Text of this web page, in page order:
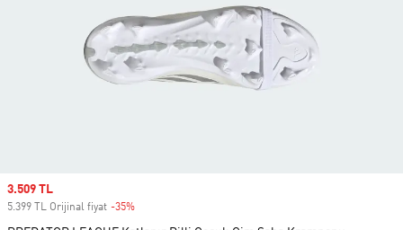
Sale price
3.509 TL
5.399 TL Orijinal fiyat -35%